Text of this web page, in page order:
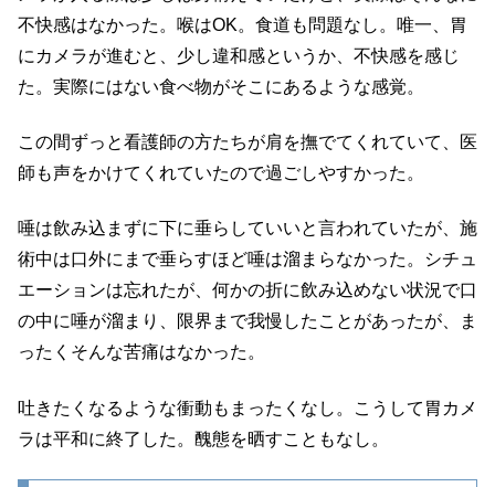
不快感はなかった。喉はOK。食道も問題なし。唯一、胃
にカメラが進むと、少し違和感というか、不快感を感じ
た。実際にはない食べ物がそこにあるような感覚。
この間ずっと看護師の方たちが肩を撫でてくれていて、医
師も声をかけてくれていたので過ごしやすかった。
唾は飲み込まずに下に垂らしていいと言われていたが、施
術中は口外にまで垂らすほど唾は溜まらなかった。シチュ
エーションは忘れたが、何かの折に飲み込めない状況で口
の中に唾が溜まり、限界まで我慢したことがあったが、ま
ったくそんな苦痛はなかった。
吐きたくなるような衝動もまったくなし。こうして胃カメ
ラは平和に終了した。醜態を晒すこともなし。